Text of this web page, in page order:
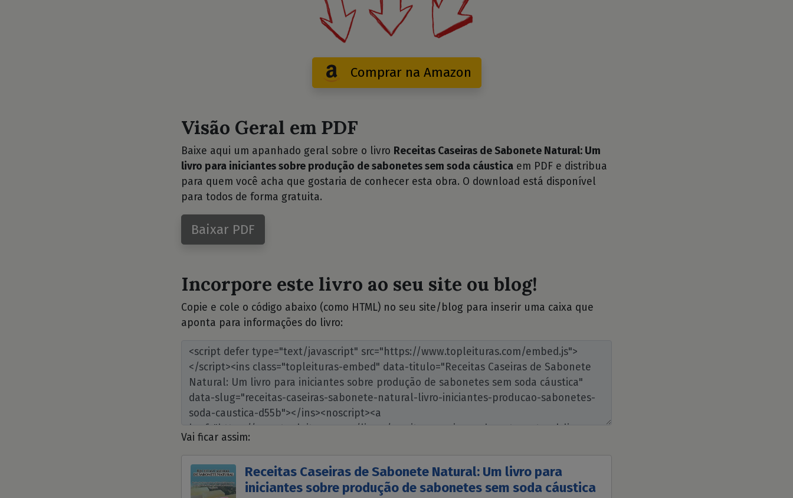
Comprar na Amazon
Visão Geral em PDF
Baixe aqui um apanhado geral sobre o livro Receitas Caseiras de Sabonete Natural: Um
livro para iniciantes sobre produção de sabonetes sem soda cáustica em PDF e distribua
para quem você acha que gostaria de conhecer esta obra. O download está disponível
para todos de forma gratuita.
Baixar PDF
Incorpore este livro ao seu site ou blog!
Copie e cole o código abaixo (como HTML) no seu site/blog para inserir uma caixa que
aponta para informações do livro:
Vai ficar assim:
Receitas Caseiras de Sabonete Natural: Um livro para
iniciantes sobre produção de sabonetes sem soda cáustica